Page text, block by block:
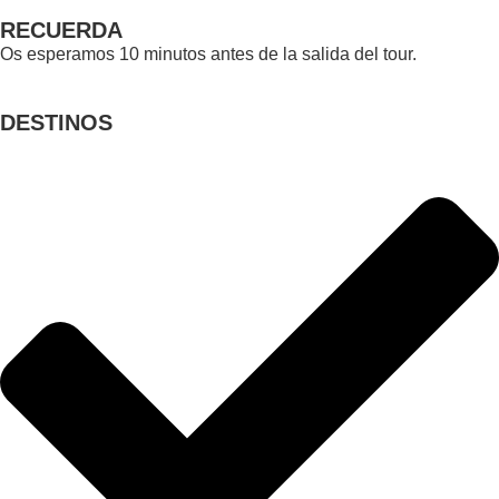
RECUERDA
Os esperamos 10 minutos antes de la salida del tour.
DESTINOS